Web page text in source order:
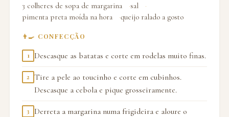
3 colheres de sopa de margarina
sal
pimenta preta moída na hora
queijo ralado a gosto
👨‍🍳 CONFECÇÃO
1 Descasque as batatas e corte em rodelas muito finas.
2
Tire a pele ao toucinho e corte em cubinhos.
Descasque a cebola e pique grosseiramente.
3
Derreta a margarina numa frigideira e aloure o